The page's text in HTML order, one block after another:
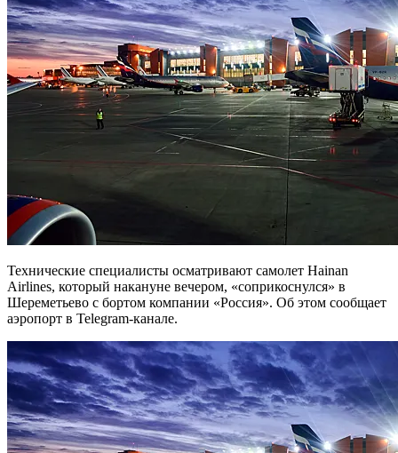
Технические специалисты осматривают самолет Hainan
Airlines, который накануне вечером, «соприкоснулся» в
Шереметьево с бортом компании «Россия». Об этом сообщает
аэропорт в Telegram-канале.